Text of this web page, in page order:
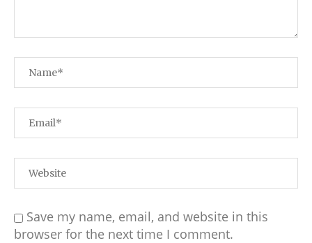
Save my name, email, and website in this
browser for the next time I comment.